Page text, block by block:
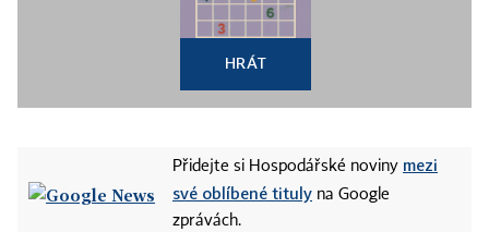
HRÁT
Přidejte si Hospodářské noviny mezi
své oblíbené tituly na Google
zprávách.